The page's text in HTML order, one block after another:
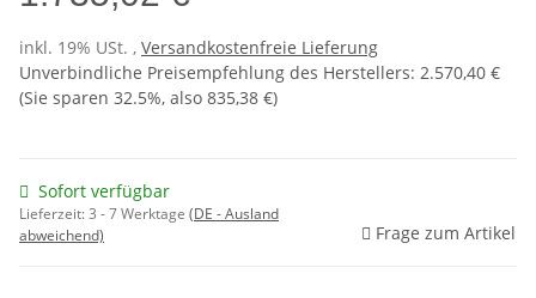
inkl. 19% USt. , Versandkostenfreie Lieferung
Unverbindliche Preisempfehlung des Herstellers: 2.570,40 €
(Sie sparen 32.5%, also 835,38 €)
Sofort verfügbar
Lieferzeit:3 - 7 Werktage (DE - Ausland
abweichend)
Frage zum Artikel